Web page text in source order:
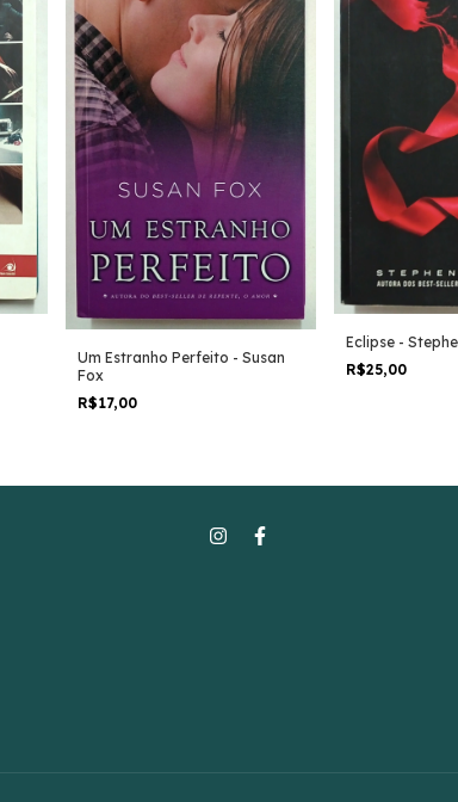
Um Estranho Perfeito - Susan
Fox
R$17,00
Eclipse -
R$25,00